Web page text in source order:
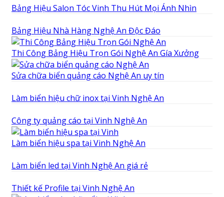
Bảng Hiệu Salon Tóc Vinh Thu Hút Mọi Ánh Nhìn
Bảng Hiệu Nhà Hàng Nghệ An Độc Đáo
Thi Công Bảng Hiệu Trọn Gói Nghệ An Gía Xưởng
Sửa chữa biển quảng cáo Nghệ An uy tín
Làm biển hiệu chữ inox tại Vinh Nghệ An
Công ty quảng cáo tại Vinh Nghệ An
Làm biển hiệu spa tại Vinh Nghệ An
Làm biển led tại Vinh Nghệ An giá rẻ
Thiết kế Profile tại Vinh Nghệ An